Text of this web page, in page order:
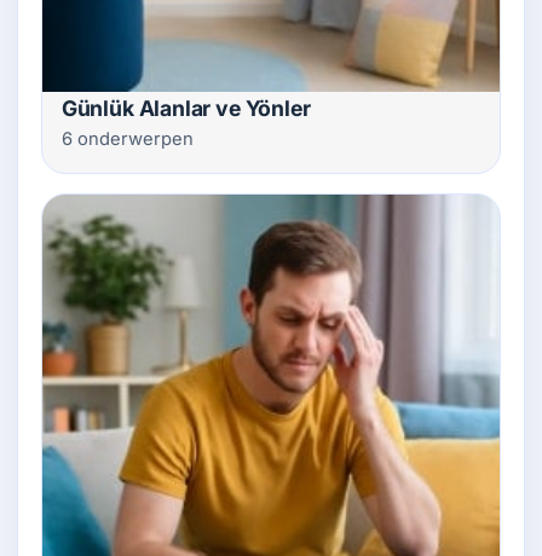
Günlük Alanlar ve Yönler
6 onderwerpen